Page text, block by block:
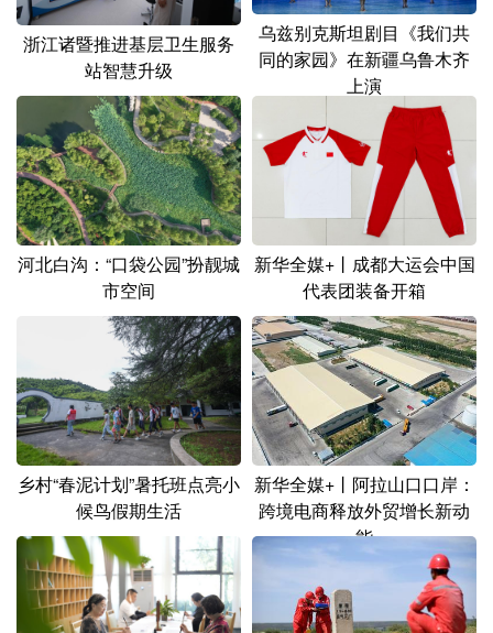
浙江诸暨推进基层卫生服务
站智慧升级
乌兹别克斯坦剧目《我们共
同的家园》在新疆乌鲁木齐
上演
河北白沟：“口袋公园”扮靓城
市空间
新华全媒+丨成都大运会中国
代表团装备开箱
乡村“春泥计划”暑托班点亮小
候鸟假期生活
新华全媒+丨阿拉山口口岸：
跨境电商释放外贸增长新动
能